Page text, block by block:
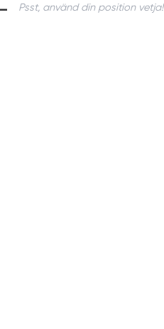
Psst, använd din position vetja!